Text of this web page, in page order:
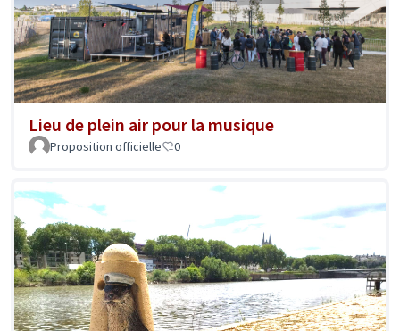
Lieu de plein air pour la musique
Proposition officielle 0